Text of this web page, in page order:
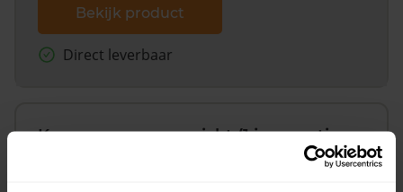
Bekijk product
Direct leverbaar
Koopsommenoverzicht (1 jaar gratis